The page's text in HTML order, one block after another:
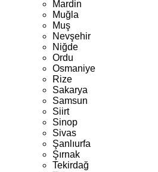
Mardin
Muğla
Muş
Nevşehir
Niğde
Ordu
Osmaniye
Rize
Sakarya
Samsun
Siirt
Sinop
Sivas
Şanlıurfa
Şırnak
Tekirdağ